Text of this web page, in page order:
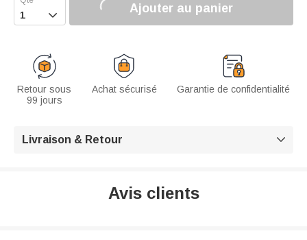
 Ajouter au panier
Retour sous
99 jours
Achat sécurisé Garantie de confidentialité
Livraison & Retour 
Avis clients